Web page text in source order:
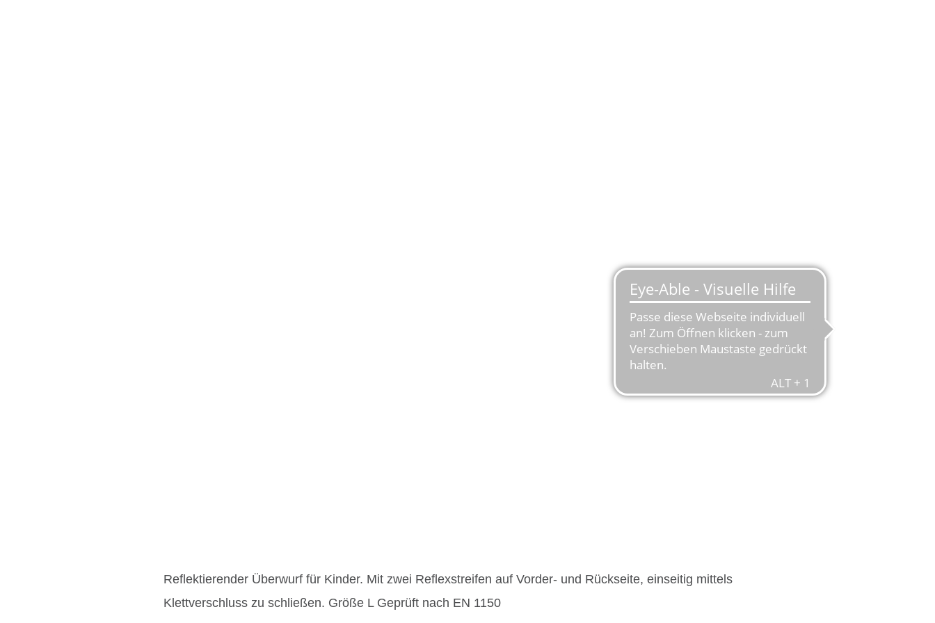
Reflektierender Überwurf für Kinder. Mit zwei Reflexstreifen auf Vorder- und Rückseite, einseitig mittels
Klettverschluss zu schließen. Größe L Geprüft nach EN 1150